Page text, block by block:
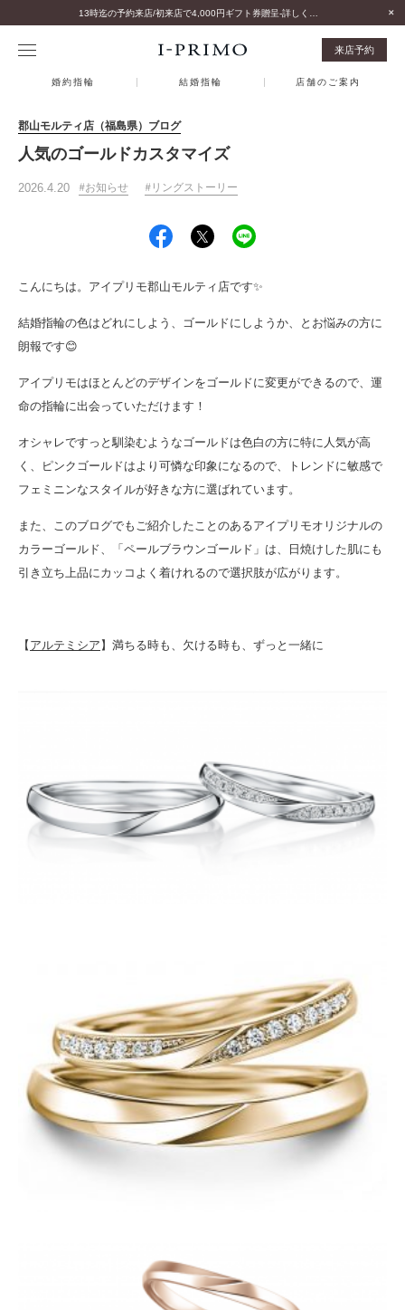
来店予約
婚約指輪 結婚指輪 店舗のご案内
郡山モルティ店（福島県）ブログ
人気のゴールドカスタマイズ
2026.4.20 お知らせ リングストーリー
こんにちは。アイプリモ郡山モルティ店です✨
結婚指輪の色はどれにしよう、ゴールドにしようか、とお悩みの方に
朗報です😊
アイプリモはほとんどのデザインをゴールドに変更ができるので、運
命の指輪に出会っていただけます！
オシャレですっと馴染むようなゴールドは色白の方に特に人気が高
く、ピンクゴールドはより可憐な印象になるので、トレンドに敏感で
フェミニンなスタイルが好きな方に選ばれています。
また、このブログでもご紹介したことのあるアイプリモオリジナルの
カラーゴールド、「ペールブラウンゴールド」は、日焼けした肌にも
引き立ち上品にカッコよく着けれるので選択肢が広がります。
【 アルテミシア 】満ちる時も、欠ける時も、ずっと一緒に